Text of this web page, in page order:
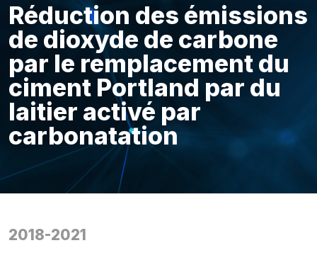
Réduction des émissions
de dioxyde de carbone
par le remplacement du
ciment Portland par du
laitier activé par
carbonatation
2018-2021